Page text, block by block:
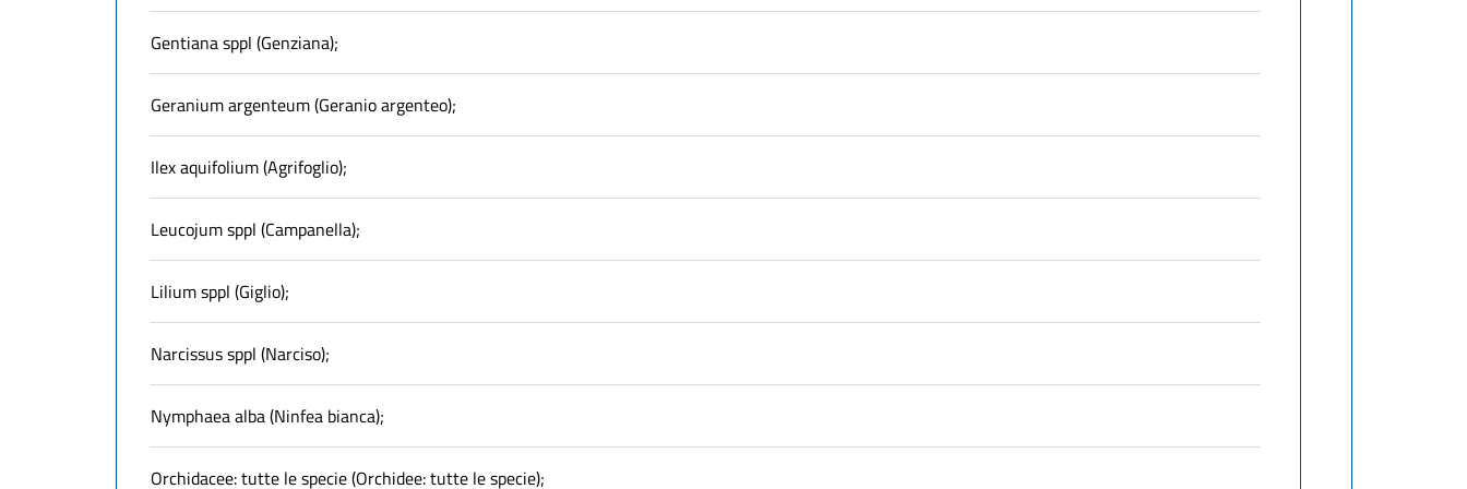
Gentiana sppl (Genziana);
Geranium argenteum (Geranio argenteo);
Ilex aquifolium (Agrifoglio);
Leucojum sppl (Campanella);
Lilium sppl (Giglio);
Narcissus sppl (Narciso);
Nymphaea alba (Ninfea bianca);
Orchidacee: tutte le specie (Orchidee: tutte le specie);